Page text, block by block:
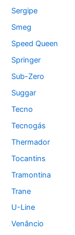
Sergipe
Smeg
Speed Queen
Springer
Sub-Zero
Suggar
Tecno
Tecnogás
Thermador
Tocantins
Tramontina
Trane
U-Line
Venâncio